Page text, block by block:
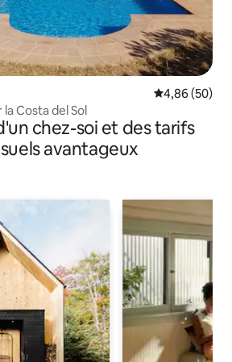
Évaluation
4,86 (50)
Costa del Sol
chez-soi et des tarifs
avantageux